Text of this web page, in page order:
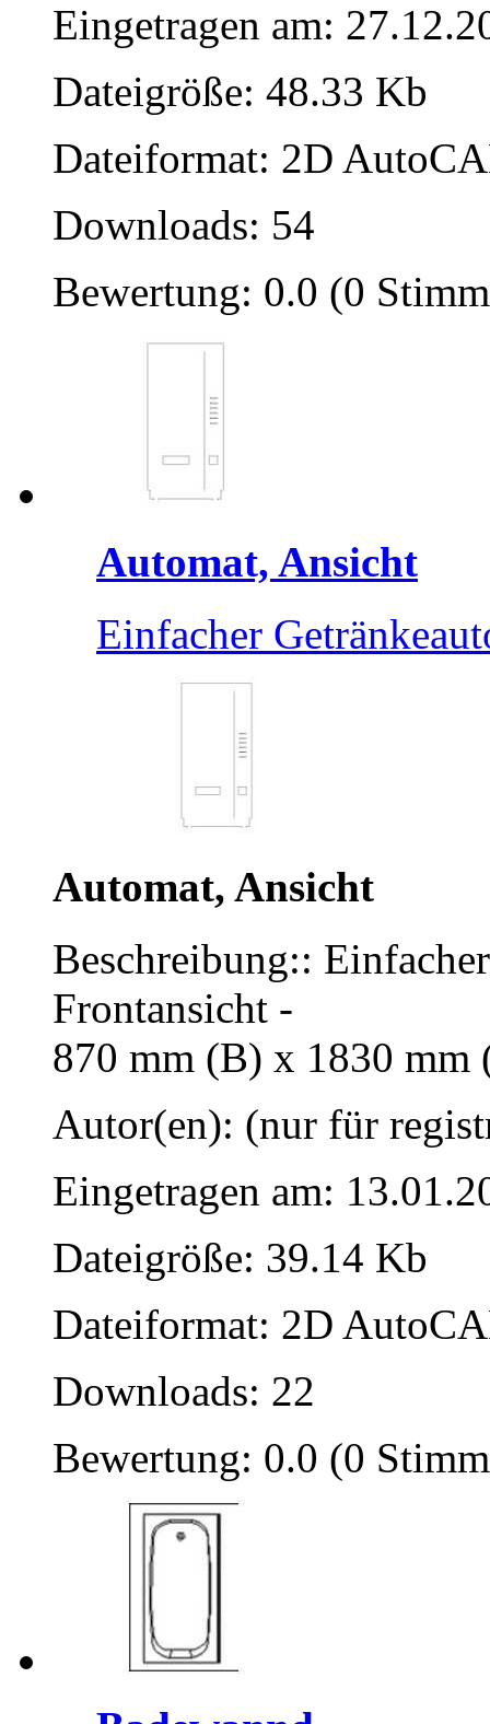
Eingetragen am:
Dateigröße: 48.33 Kb
Dateiformat: 2D
Downloads: 54
Bewertung: 0.0 (0
Automat, Ansicht
Einfacher
Automat, Ansicht
Beschreibung::
Frontansicht -
870 mm (B) x 1830 mm
Autor(en): (nur für
Eingetragen am:
Dateigröße: 39.14 Kb
Dateiformat: 2D
Downloads: 22
Bewertung: 0.0 (0